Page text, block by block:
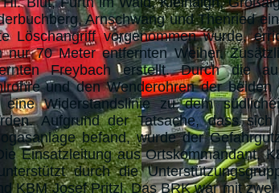
Arnschwang und Thenried
Löschangriff vorgenommen wurde,
nur 70 Meter entfernten Weiher.
Freybach erstellt. Durch die
und den Wenderohren der beiden
Widerstandslinie zu dem
Aufgrund der Tatsache, dass
befand, wurde der
Einsatzleitung aus Ortskommandant,
durch die
KBM Josef Pritzl. Das BRK war mit